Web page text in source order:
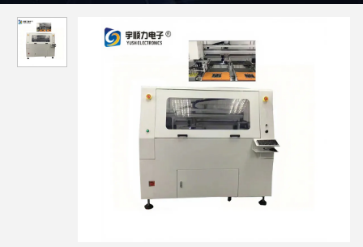
comprimento de onda de laser UV de 355 nm para corte de
precisão